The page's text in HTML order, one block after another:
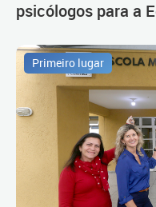
psicólogos para a
Primeiro lugar